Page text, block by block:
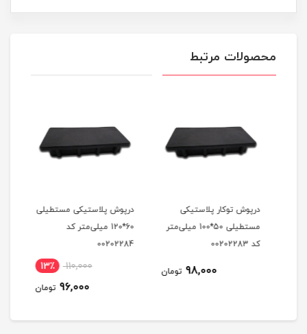
محصولات مرتبط
درپوش توکار پلاستیکی
مستطیلی 50*100 میلی‌متر
کد 00202283
98,000 تومان
درپوش پلاستیکی مستطیلی
60*120 میلی‌متر کد
00202284
110,000 13٪
96,000 تومان